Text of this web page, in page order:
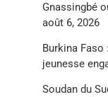
Gnassingbé
août 6, 2026
Burkina
jeunesse
Soudan du